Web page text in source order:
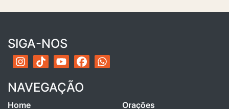
SIGA-NOS
NAVEGAÇÃO
Home Orações